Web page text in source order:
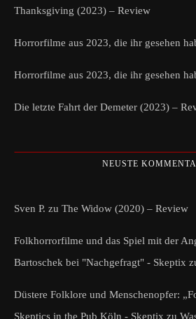
Thanksgiving (2023) – Review
Horrorfilme aus 2023, die ihr gesehen
Horrorfilme aus 2023, die ihr gesehen
Die letzte Fahrt der Demeter (2023) –
NEUSTE
Sven P. zu The Widow (2020) – Review
Folkhorrorfilme und das Spiel mit der
Bartoschek bei "Nachgefragt" - Skeptix
Düstere Folklore und Menschenopfer:
Skeptics in the Pub Köln - Skeptix zu